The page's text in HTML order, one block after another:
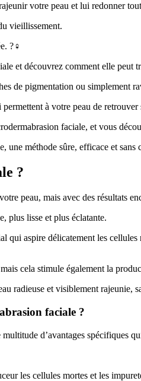
votre peau et lui redonner
vieillissement.
?‍♀️
et découvrez comment elle peut
de pigmentation ou
à votre peau de
faciale, et vous
une méthode sûre, efficace et
?
peau, mais avec des résultats
plus lisse et plus éclatante.
qui aspire délicatement les
cela stimule également la
radieuse et visiblement rajeunie,
faciale ?
d’avantages spécifiques
les cellules mortes et les